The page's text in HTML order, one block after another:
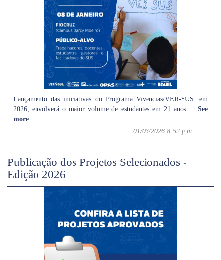
Lançamento das iniciativas do Programa Vivências/VER-SUS: em
2026, envolverá o maior volume de estudantes em 21 anos ...See
more
01/03/2026 8:52 p.m.
Publicação dos Projetos Selecionados -
Edição 2026